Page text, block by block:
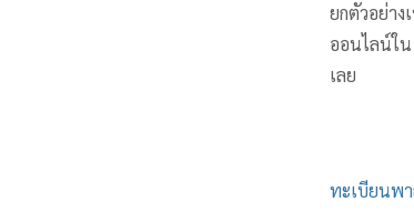
ยกตัวอย่าง
ออนไลน์ใน
เลย
ทะเบียนพ